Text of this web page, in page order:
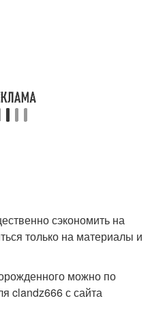
сэкономить на
только на материалы и
можно по
clandz666 с сайта